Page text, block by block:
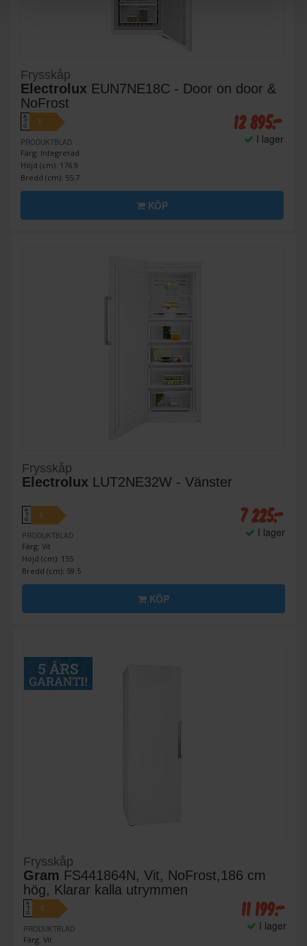
Frysskåp
Electrolux EUN7NE18C - Door on door &
NoFrost
A
↑
G
E
PRODUKTBLAD
Färg: Integrerad
Höjd (cm): 176.9
Bredd (cm): 55.7
12 895:-
I lager
KÖP
Frysskåp
Electrolux LUT2NE32W - Vänster
A
↑
G
E
PRODUKTBLAD
Färg: Vit
Höjd (cm): 155
Bredd (cm): 59.5
7 225:-
I lager
KÖP
Frysskåp
Gram FS441864N, Vit, NoFrost,186 cm
hög, Klarar kalla utrymmen
A
↑
G
E
PRODUKTBLAD
Färg: Vit
11 199:-
I lager